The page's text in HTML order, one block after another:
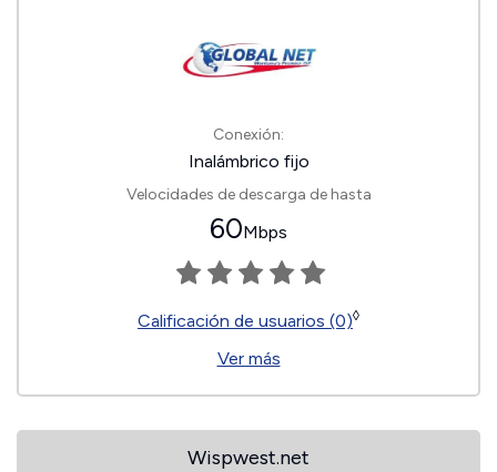
Conexión:
Inalámbrico fijo
Velocidades de descarga de hasta
60Mbps
Calificación de usuarios (0)◊
Ver más
Wispwest.net